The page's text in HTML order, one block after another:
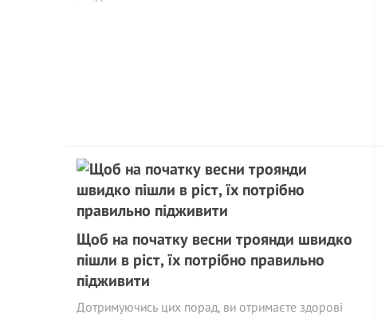
Щоб на початку весни троянди швидко
пішли в ріст, їх потрібно правильно
підживити
Дотримуючись цих порад, ви отримаєте здорові